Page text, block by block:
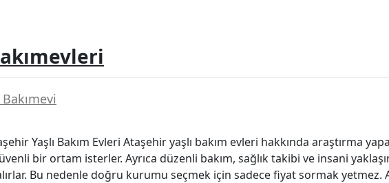
Yaşlı Bakım Evleri Ataşehir yaşlı bakım evleri hakkında araştırma
bir ortam isterler. Ayrıca düzenli bakım, sağlık takibi ve insani
Bu nedenle doğru kurumu seçmek için sadece fiyat sormak yetmez.